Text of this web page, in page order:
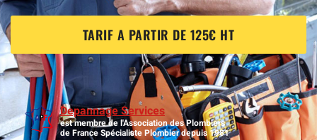
TARIF A PARTIR DE 125€ HT
Depannage Services
est membre de l'Association des Plombiers
de France Spécialiste Plombier depuis 1981